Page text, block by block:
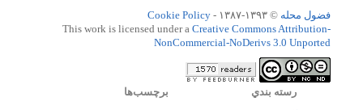
فضول محله © ۱۳۹۳-۱۳۸۷ -
Cookie Policy
This work is licensed under a Creative Commons Attribution-
NonCommercial-NoDerivs 3.0 Unported
رسته بندي برچسب‌ها